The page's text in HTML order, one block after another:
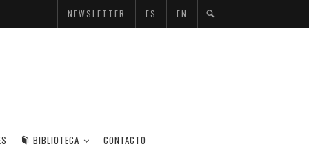
NEWSLETTER ES EN
BIBLIOTECA CONTACTO